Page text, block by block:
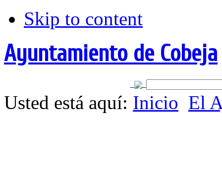
Skip to content
Ayuntamiento de Cobeja
Usted está aquí: Inicio El